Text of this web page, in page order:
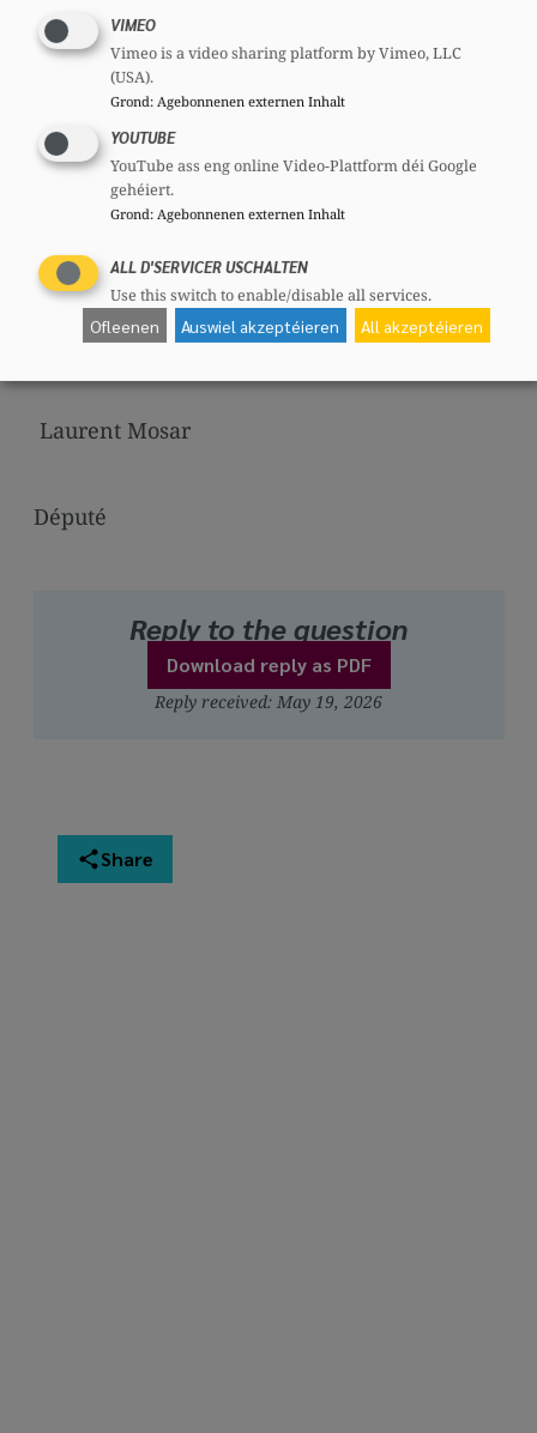
au niveau du Conseil de l’Union
Européenne ?
Y aura-t-il des initiatives au niveau de
l’Union Européenne afin de proposer
une réponse commune à ce type de
phénomènes ?
Je vous prie d’agréer, Monsieur le Président,
l’expression de mes salutations distinguées.
Laurent Mosar
Député
Reply to the question
Download reply as PDF
Reply received: May 19, 2026
Share
VIMEO
Vimeo is a video sharing platform by Vimeo, LLC
(USA).
Grond: Agebonnenen externen Inhalt
YOUTUBE
YouTube ass eng online Video-Plattform déi Google
gehéiert.
Grond: Agebonnenen externen Inhalt
ALL D'SERVICER USCHALTEN
Use this switch to enable/disable all services.
Ofleenen Auswiel akzeptéieren All akzeptéieren